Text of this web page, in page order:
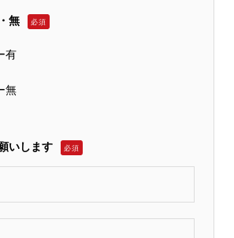
無 必須
有
無
いします 必須